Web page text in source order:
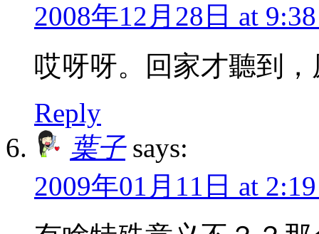
2008年12月28日 at
哎呀呀。回家才聽到
Reply
葉子 says:
2009年01月11日 at